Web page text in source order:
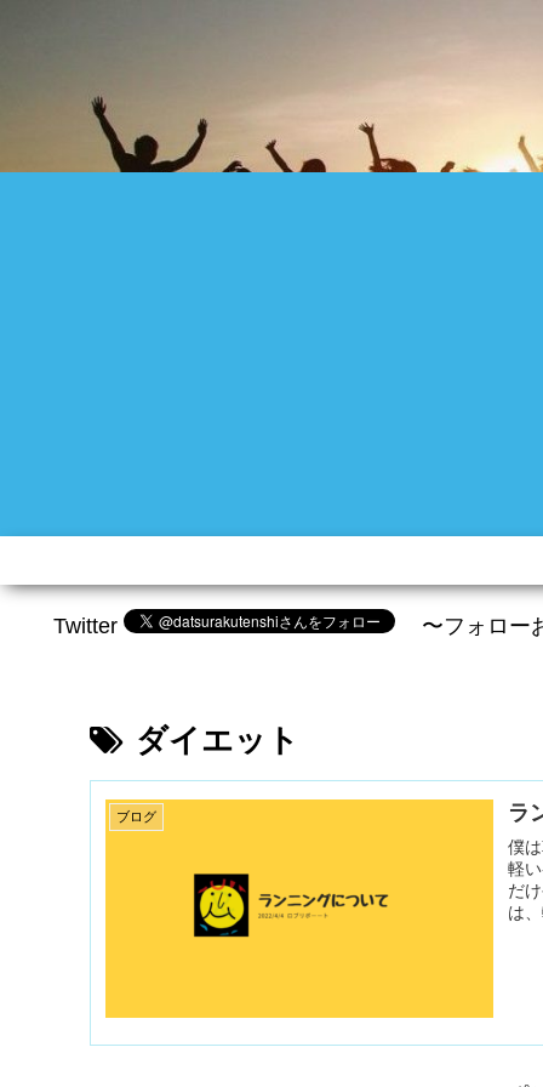
Twitter 〜フォロー
ダイエット
ブログ ラ
僕
軽
だ
は